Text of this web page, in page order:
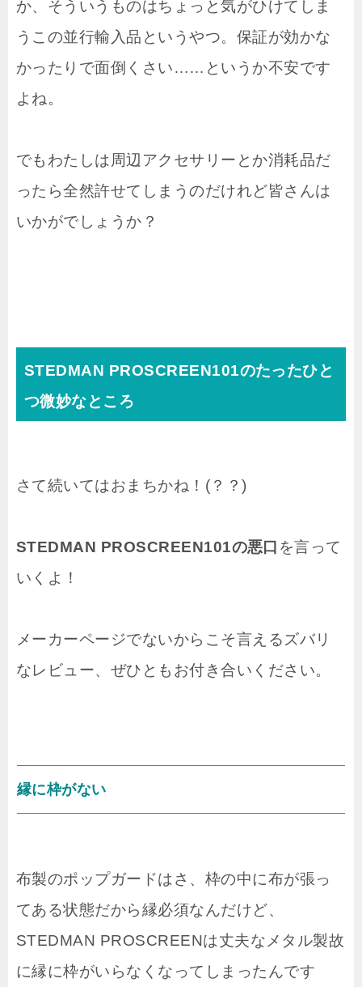
か、そういうものはちょっと気がひけてしま
うこの並行輸入品というやつ。保証が効かな
かったりで面倒くさい……というか不安です
よね。
でもわたしは周辺アクセサリーとか消耗品だ
ったら全然許せてしまうのだけれど皆さんは
いかがでしょうか？
STEDMAN PROSCREEN101のたったひと
つ微妙なところ
さて続いてはおまちかね！(？？)
STEDMAN PROSCREEN101の悪口 を言って
いくよ！
メーカーページでないからこそ言えるズバリ
なレビュー、ぜひともお付き合いください。
縁に枠がない
布製のポップガードはさ、枠の中に布が張っ
てある状態だから縁必須なんだけど、
STEDMAN PROSCREENは丈夫なメタル製故
に縁に枠がいらなくなってしまったんです